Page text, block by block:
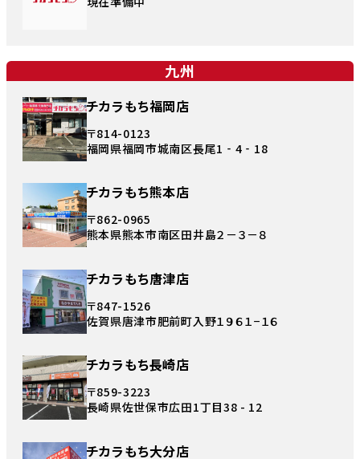
九州
チカラもち福岡店
〒814-0123
福岡県福岡市城南区長尾1‐4‐18
チカラもち熊本店
〒862-0965
熊本県熊本市南区田井島２－３－８
チカラもち唐津店
〒847-1526
佐賀県唐津市肥前町入野１９６１−１６
チカラもち長崎店
〒859-3223
長崎県佐世保市広田1丁目38 - 12
チカラもち大分店